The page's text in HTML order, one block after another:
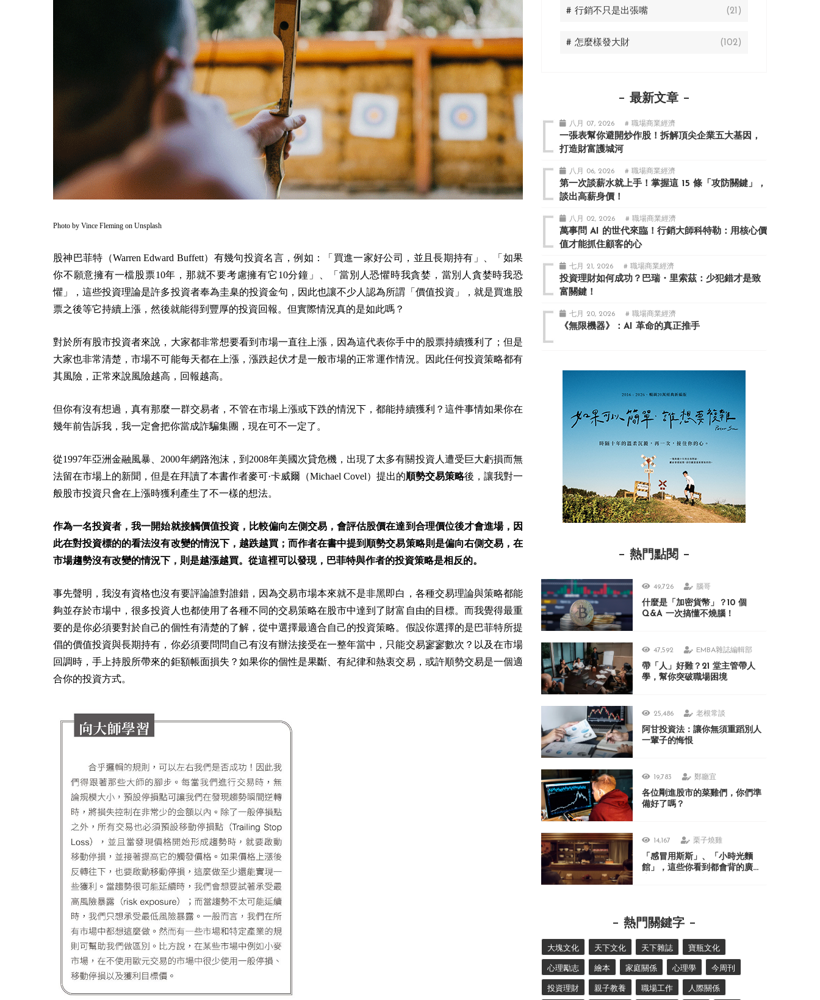
Photo by Vince Fleming on Unsplash
股神巴菲特（Warren Edward Buffett）有幾句投資名言，例如：「買進一家好公司，並且長期持有」、「如果
你不願意擁有一檔股票10年，那就不要考慮擁有它10分鐘」、「當別人恐懼時我貪婪，當別人貪婪時我恐
懼」，這些投資理論是許多投資者奉為圭臬的投資金句，因此也讓不少人認為所謂「價值投資」，就是買進股
票之後等它持續上漲，然後就能得到豐厚的投資回報。但實際情況真的是如此嗎？
對於所有股市投資者來說，大家都非常想要看到市場一直往上漲，因為這代表你手中的股票持續獲利了；但是
大家也非常清楚，市場不可能每天都在上漲，漲跌起伏才是一般市場的正常運作情況。因此任何投資策略都有
其風險，正常來說風險越高，回報越高。
但你有沒有想過，真有那麼一群交易者，不管在市場上漲或下跌的情況下，都能持續獲利？ 這件事情如果你在
幾年前告訴我，我一定會把你當成詐騙集團，現在可不一定了。
從1997年亞洲金融風暴、2000年網路泡沫，到2008年美國次貸危機，出現了太多有關投資人遭受巨大虧損而無
法留在市場上的新聞，但是在拜讀了本書作者麥可·卡威爾（Michael Covel）提出的順勢交易策略後，讓我對一
般股市投資只會在上漲時獲利產生了不一樣的想法。
作為一名投資者，我一開始就接觸價值投資，比較偏向左側交易，會評估股價在達到合理價位後才會進場，因
此在對投資標的的看法沒有改變的情況下，越跌越買；而作者在書中提到順勢交易策略則是偏向右側交易，在
市場趨勢沒有改變的情況下，則是越漲越買。從這裡可以發現，巴菲特與作者的投資策略是相反的。
事先聲明，我沒有資格也沒有要評論誰對誰錯，因為交易市場本來就不是非黑即白，各種交易理論與策略都能
夠並存於市場中，很多投資人也都使用了各種不同的交易策略在股市中達到了財富自由的目標。而我覺得最重
要的是你必須要對於自己的個性有清楚的了解，從中選擇最適合自己的投資策略。假設你選擇的是巴菲特所提
倡的價值投資與長期持有，你必須要問問自己有沒有辦法接受在一整年當中，只能交易寥寥數次？ 以及在市場
回調時，手上持股所帶來的鉅額帳面損失？如果你的個性是果斷、有紀律和熱衷交易，或許順勢交易是一個適
合你的投資方式。
# 行銷不只是出張嘴 (21)
# 怎麼樣發大財 (102)
最新文章
八月 07, 2026 # 職場商業經濟
一張表幫你避開炒作股！拆解頂尖企業五大基因，
打造財富護城河
八月 06, 2026 # 職場商業經濟
第一次談薪水就上手！掌握這 15 條「攻防關鍵」，
談出高薪身價！
八月 02, 2026 # 職場商業經濟
萬事問 AI 的世代來臨！行銷大師科特勒：用核心價
值才能抓住顧客的心
七月 21, 2026 # 職場商業經濟
投資理財如何成功？巴瑞・里索茲：少犯錯才是致
富關鍵！
七月 20, 2026 # 職場商業經濟
《無限機器》：AI 革命的真正推手
熱門點閱
49,726 腦哥
什麼是「加密貨幣」？10 個
Q&A 一次搞懂不燒腦！
47,592 EMBA雜誌編輯部
帶「人」好難？21 堂主管帶人
學，幫你突破職場困境
25,486 老根常談
阿甘投資法：讓你無須重蹈別人
一輩子的悔恨
19,783 鄭廳宜
各位剛進股市的菜雞們，你們準
備好了嗎？
14,167 栗子燒雞
「感冒用斯斯」、「小時光麵
館」，這些你看到都會背的廣
熱門關鍵字
大塊文化 天下文化 天下雜誌 寶瓶文化
心理勵志 繪本 家庭關係 心理學 今周刊
投資理財 親子教養 職場工作 人際關係